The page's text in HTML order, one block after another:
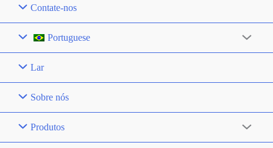
Contate-nos
Portuguese
Lar
Sobre nós
Produtos